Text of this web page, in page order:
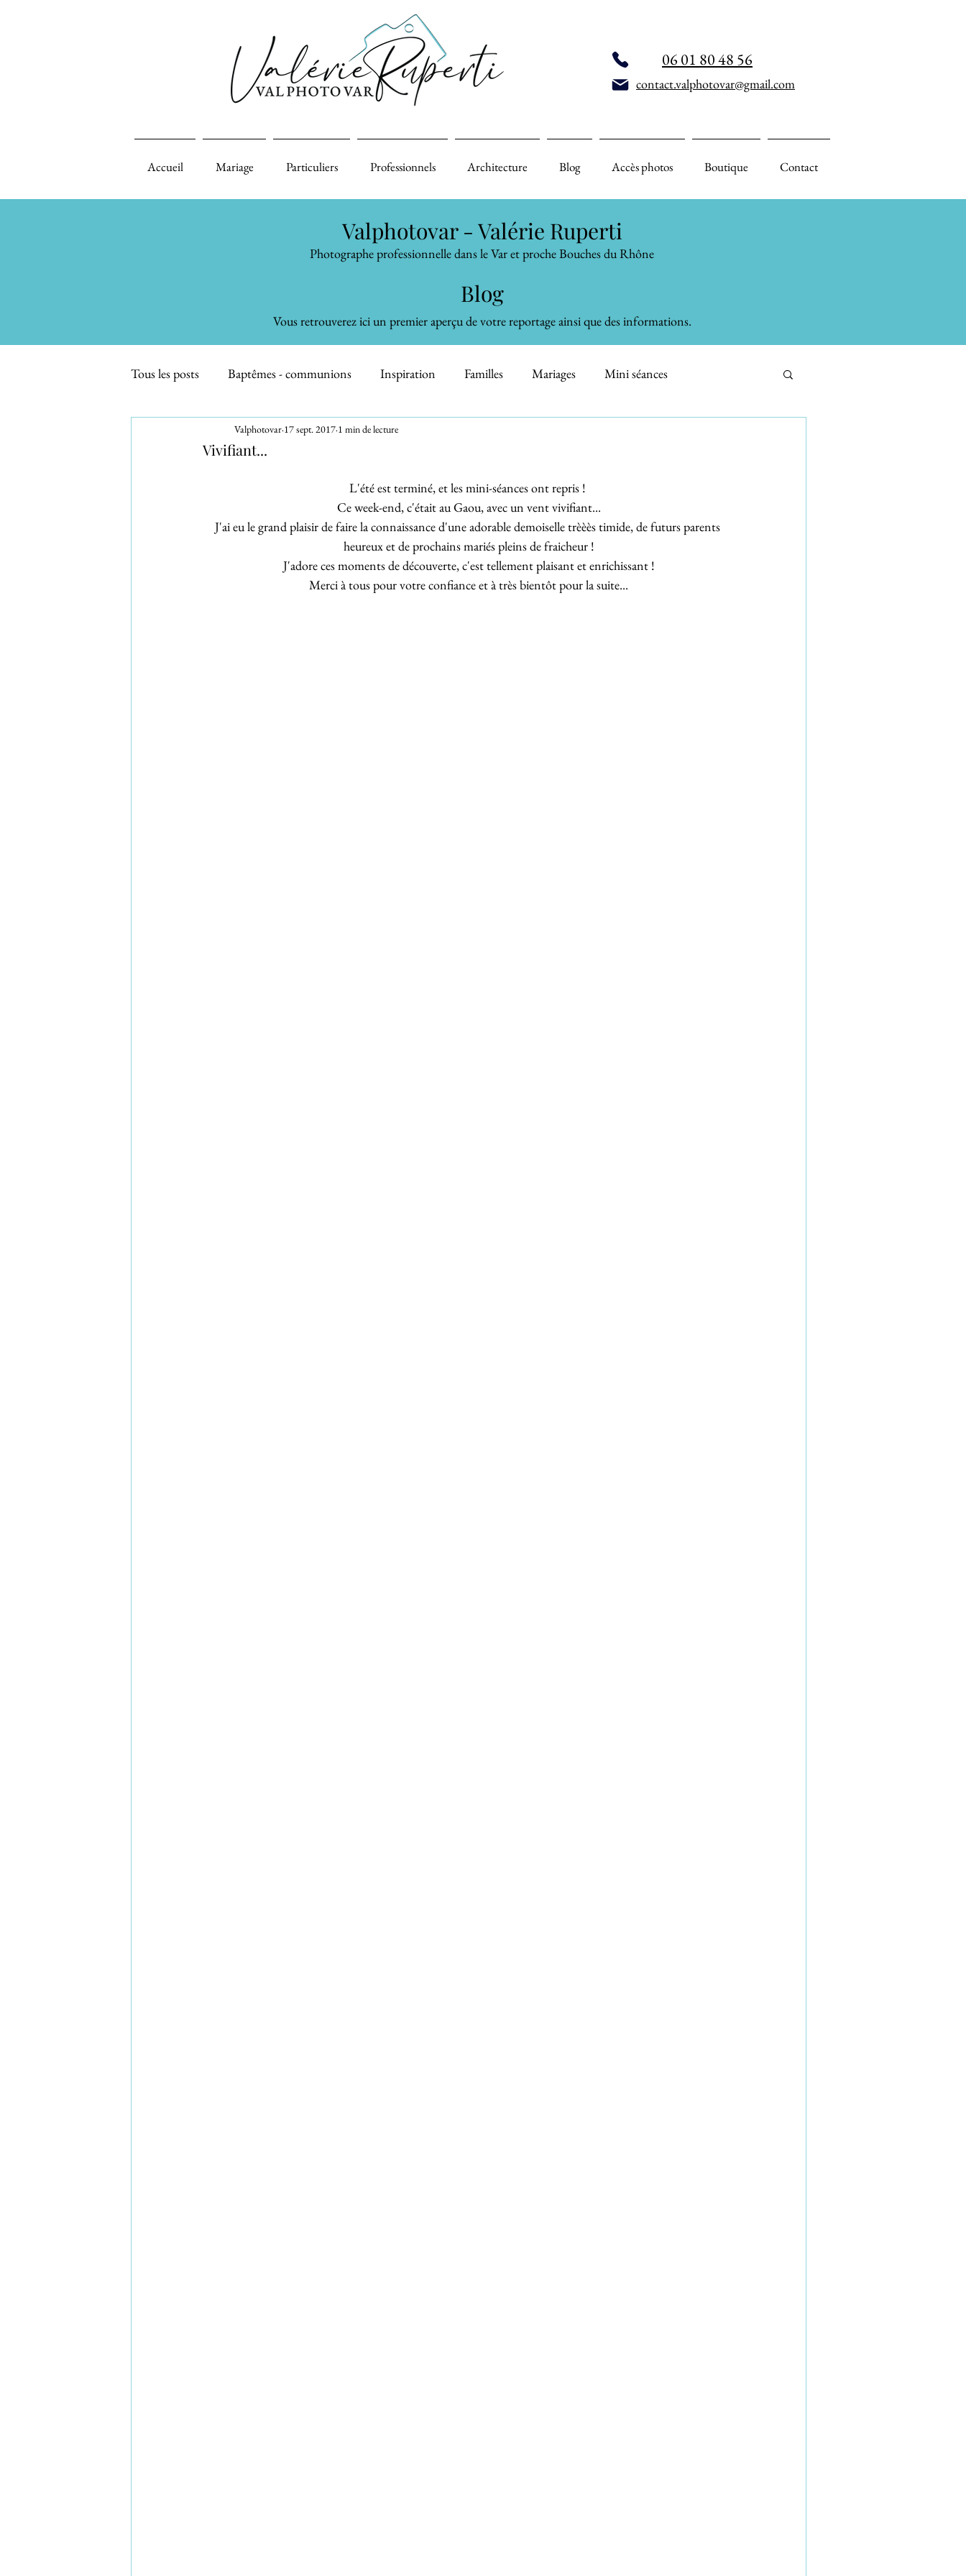
06 01 80 48 56
contact.valphotovar@gmail.com
Accueil Mariage Particuliers Professionnels Architecture Blog Accès photos Boutique Contact
Valphotovar - Valérie Ruperti
Photographe professionnelle dans le Var et proche Bouches du Rhône
Blog
Vous retrouverez ici un premier aperçu de votre reportage ainsi que des informations.
Tous les posts Baptêmes - communions Inspiration Familles Mariages Mini séances
Sport /Spectacles Maternité - Bébés Informations
Smash the Cake - Bain de Bébé Animaux domestiques
Vivifiant...
Valphotovar 17 sept. 2017 1 min de lecture
L'été est terminé, et les mini-séances ont repris !
Ce week-end, c'était au Gaou, avec un vent vivifiant...
J'ai eu le grand plaisir de faire la connaissance d'une adorable demoiselle trèèès timide, de futurs parents
heureux et de prochains mariés pleins de fraicheur !
J'adore ces moments de découverte, c'est tellement plaisant et enrichissant !
Merci à tous pour votre confiance et à très bientôt pour la suite...